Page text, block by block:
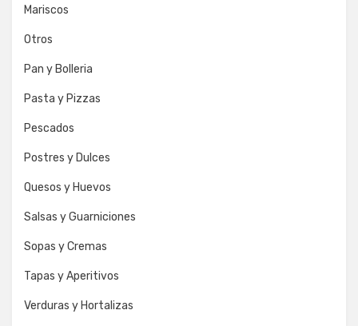
Mariscos
Otros
Pan y Bolleria
Pasta y Pizzas
Pescados
Postres y Dulces
Quesos y Huevos
Salsas y Guarniciones
Sopas y Cremas
Tapas y Aperitivos
Verduras y Hortalizas